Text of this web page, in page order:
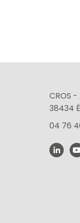
CROS
38434
04 76